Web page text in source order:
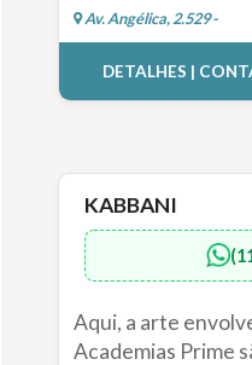
Av. Angélica, 2.529 -
DETALHES |
KABBANI
Aqui, a arte
Academias Prime